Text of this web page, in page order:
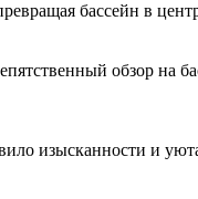
бассейн в
обзор на
изысканности и